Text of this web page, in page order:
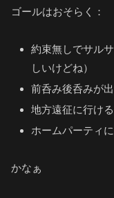
ゴールはおそらく：
約束無しでサル
しいけどね）
前呑み後呑みが
地方遠征に行け
ホームパーティ
かなぁ